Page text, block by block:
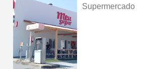
Supermercado